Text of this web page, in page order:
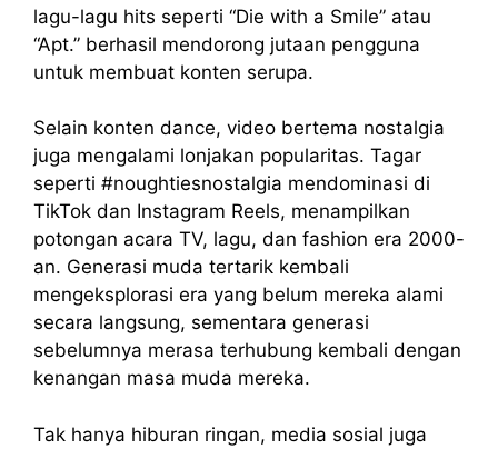
lagu-lagu hits seperti “Die with a Smile” atau
“Apt.” berhasil mendorong jutaan pengguna
untuk membuat konten serupa.
Selain konten dance, video bertema nostalgia
juga mengalami lonjakan popularitas. Tagar
seperti #noughtiesnostalgia mendominasi di
TikTok dan Instagram Reels, menampilkan
potongan acara TV, lagu, dan fashion era 2000-
an. Generasi muda tertarik kembali
mengeksplorasi era yang belum mereka alami
secara langsung, sementara generasi
sebelumnya merasa terhubung kembali dengan
kenangan masa muda mereka.
Tak hanya hiburan ringan, media sosial juga